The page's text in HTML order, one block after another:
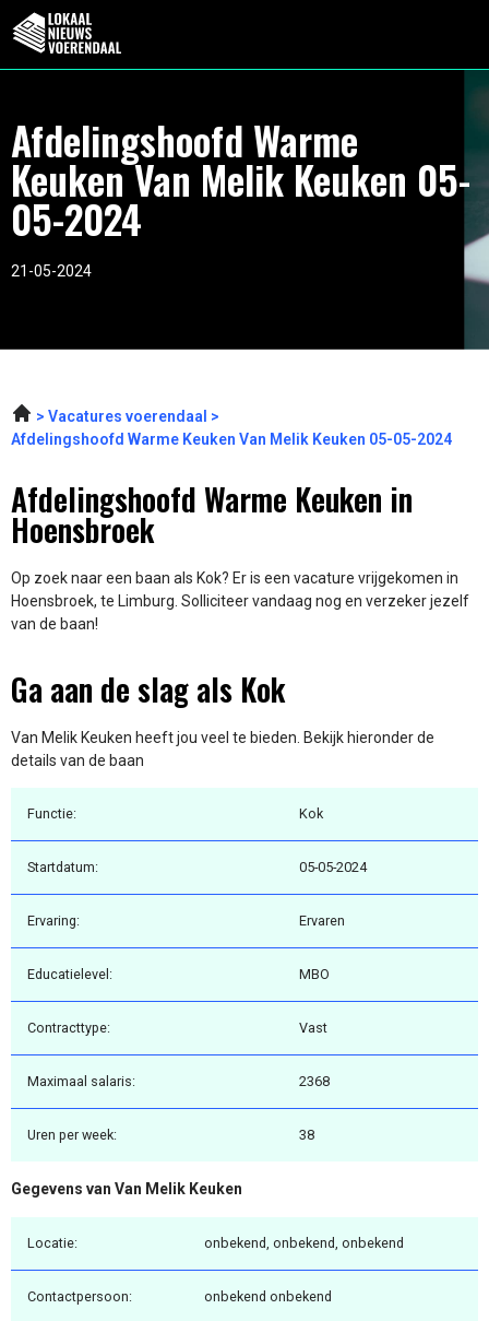
Afdelingshoofd Warme
Keuken Van Melik Keuken 05-
05-2024
21-05-2024
Vacatures voerendaal
Afdelingshoofd Warme Keuken Van Melik Keuken 05-05-2024
Afdelingshoofd Warme Keuken in
Hoensbroek
Op zoek naar een baan als Kok? Er is een vacature vrijgekomen in
Hoensbroek, te Limburg. Solliciteer vandaag nog en verzeker jezelf
van de baan!
Ga aan de slag als Kok
Van Melik Keuken heeft jou veel te bieden. Bekijk hieronder de
details van de baan
Functie: Kok
Startdatum: 05-05-2024
Ervaring: Ervaren
Educatielevel: MBO
Contracttype: Vast
Maximaal salaris: 2368
Uren per week: 38
Gegevens van Van Melik Keuken
Locatie: onbekend, onbekend, onbekend
Contactpersoon: onbekend onbekend